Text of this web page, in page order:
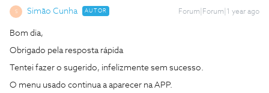
S Simão Cunha AUTOR Forum|Forum|1 year ago
Bom dia,
Obrigado pela resposta rápida
Tentei fazer o sugerido, infelizmente sem sucesso.
O menu usado continua a aparecer na APP.